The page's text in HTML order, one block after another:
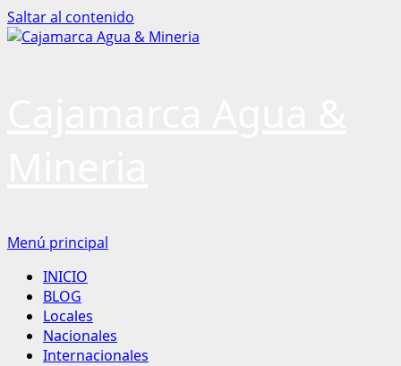
Saltar al contenido
Menú principal
INICIO
BLOG
Locales
Nacionales
Internacionales